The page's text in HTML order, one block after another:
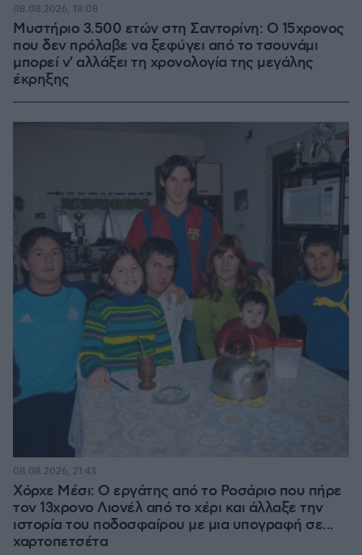
Μυστήριο 3.500 ετών στη Σαντορίνη: Ο 15χρονος
που δεν πρόλαβε να ξεφύγει από το τσουνάμι
μπορεί ν' αλλάξει τη χρονολογία της μεγάλης
έκρηξης
08.08.2026, 18:08
Χόρχε Μέσι: Ο εργάτης από το Ροσάριο που πήρε
τον 13χρονο Λιονέλ από το χέρι και άλλαξε την
ιστορία του ποδοσφαίρου με μια υπογραφή σε...
χαρτοπετσέτα
08.08.2026, 21:43